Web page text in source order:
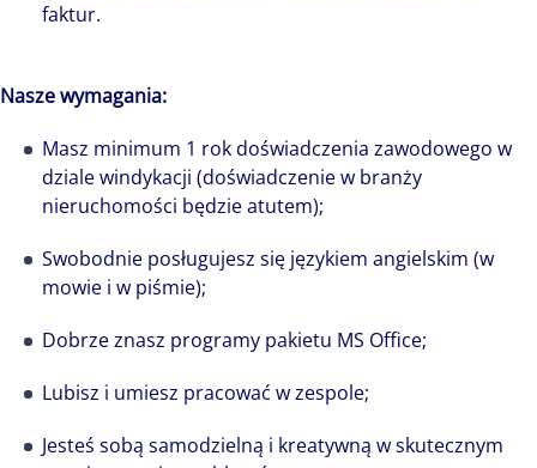
faktur.
Nasze wymagania:
Masz minimum 1 rok doświadczenia zawodowego w
dziale windykacji (doświadczenie w branży
nieruchomości będzie atutem);
Swobodnie posługujesz się językiem angielskim (w
mowie i w piśmie);
Dobrze znasz programy pakietu MS Office;
Lubisz i umiesz pracować w zespole;
Jesteś sobą samodzielną i kreatywną w skutecznym
Ile ludzi tyle historii, a to właśnie ludzie
stanowią największe bogactwo i stoją za
Colliers to niemal pół tysiąca osób pełnych
pasji i zaangażowania. Każdy wnosi do firmy
historię, a razem tworzymy, komplementarną,